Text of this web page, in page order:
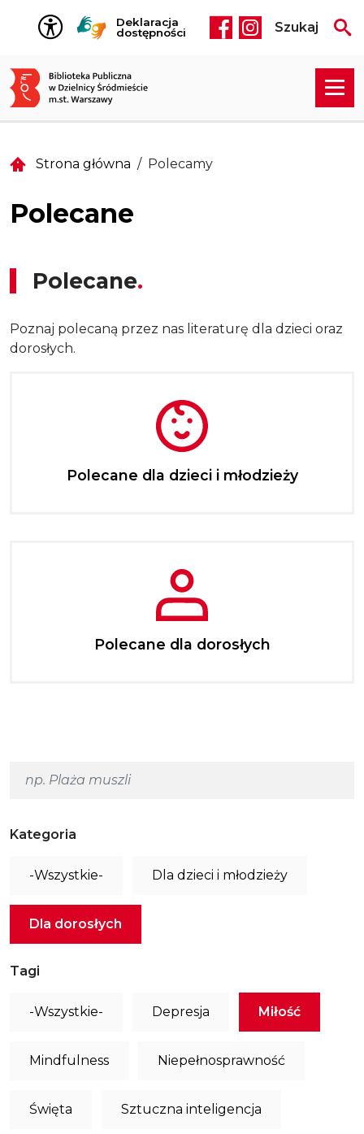
Przejdź do treści
Deklaracja
dostępności
Social media
Szukaj
Strona główna Polecamy
Polecane
Polecane
Poznaj polecaną przez nas literaturę dla dzieci oraz
dorosłych.
Polecane dla dzieci i młodzieży
Polecane dla dorosłych
Kategoria
-Wszystkie- Dla dzieci i młodzieży
Dla dorosłych
Tagi
-Wszystkie- Depresja Miłość
Mindfulness Niepełnosprawność
Święta Sztuczna inteligencja